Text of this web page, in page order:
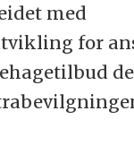
med
for